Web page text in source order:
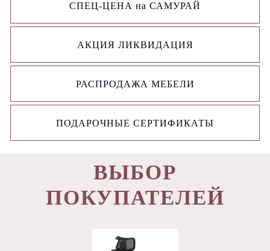
СПЕЦ-ЦЕНА на САМУРАЙ
АКЦИЯ ЛИКВИДАЦИЯ
РАСПРОДАЖА МЕБЕЛИ
ПОДАРОЧНЫЕ СЕРТИФИКАТЫ
ВЫБОР
ПОКУПАТЕЛЕЙ